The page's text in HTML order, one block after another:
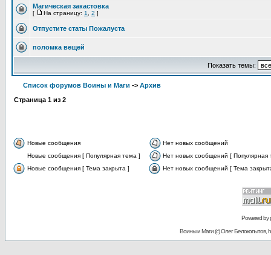
Магическая закастовка
[ На страницу: 1 2 ]
Отпустите статы Пожалуста
поломка вещей
Показать темы:
Список форумов Воины и Маги -> Архив
Страница 1 из 2
Новые сообщения
Нет новых сообщений
Новые сообщения [ Популярная тема ]
Нет новых сообщений [ Популярная
Новые сообщения [ Тема закрыта ]
Нет новых сообщений [ Тема
Powered by
Воины и Маги (c) Олег Белокопытов,